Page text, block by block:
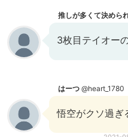
推しが多くて決めら
3枚目テイオー
はーつ @heart_1780
悟空がクソ過